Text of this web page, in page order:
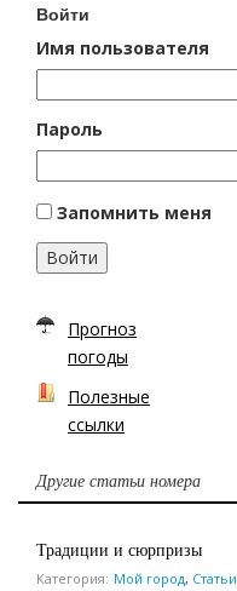
Войти
Имя пользователя
Пароль
Запомнить меня
Войти
Прогноз
погоды
Полезные
ссылки
Другие статьи номера
Традиции и сюрпризы
Категория: Мой город, Статьи